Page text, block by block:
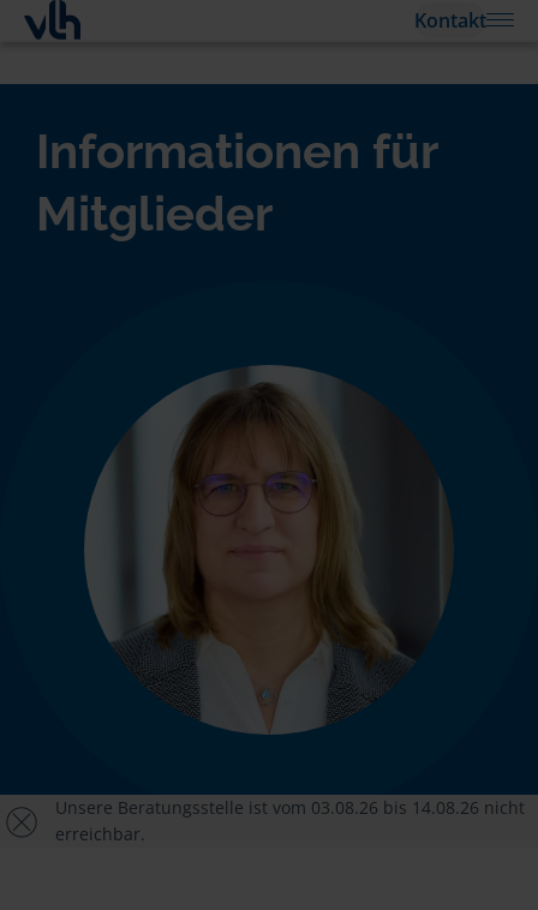
Kontakt
Informationen für
Mitglieder
Unsere Beratungsstelle ist vom 03.08.26 bis 14.08.26 nicht
erreichbar.